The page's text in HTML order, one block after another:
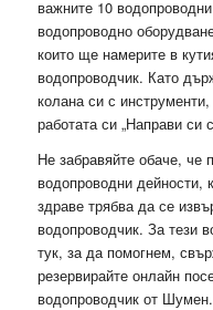
важните 10
водопроводно
които ще намерите в
водопроводчик. Като
колана си с
работата си „Направи си
Не забравяйте обаче, че
водопроводни дейности,
здраве трябва да се
водопроводчик. За тези
тук, за да помогнем,
резервирайте онлайн
водопроводчик от Шумен.